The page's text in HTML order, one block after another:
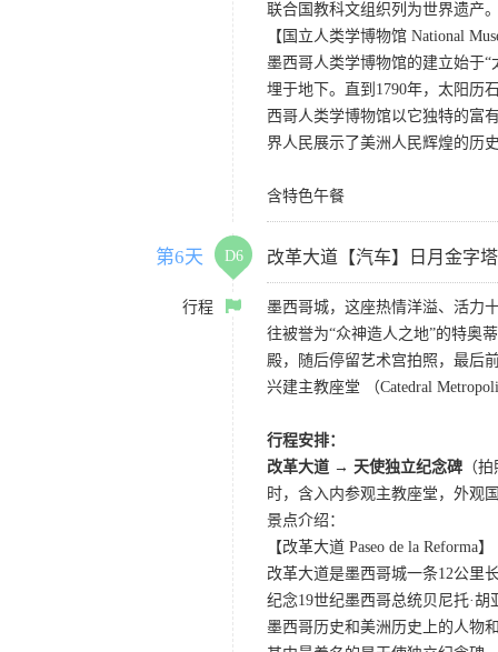
联合国教科文组织列为世界遗产
【国立人类学博物馆 National
墨西哥人类学博物馆的建立始于
埋于地下。直到1790年，太阳历
西哥人类学博物馆以它独特的富
界人民展示了美洲人民辉煌的历
含特色午餐
第6天 D6 改革大道【汽车】日月金字
行程
墨西哥城，这座热情洋溢、活力
往被誉为“众神造人之地”的特奥
殿，随后停留艺术宫拍照，最后
兴建主教座堂 （Catedral
行程安排：
改革大道 → 天使独立纪念碑 （
时，含入内参观主教座堂，外观
景点介绍：
【改革大道 Paseo de la Reforma】
改革大道是墨西哥城一条12公里
纪念19世纪墨西哥总统贝尼托·
墨西哥历史和美洲历史上的人物